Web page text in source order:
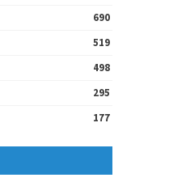
690
519
498
295
177